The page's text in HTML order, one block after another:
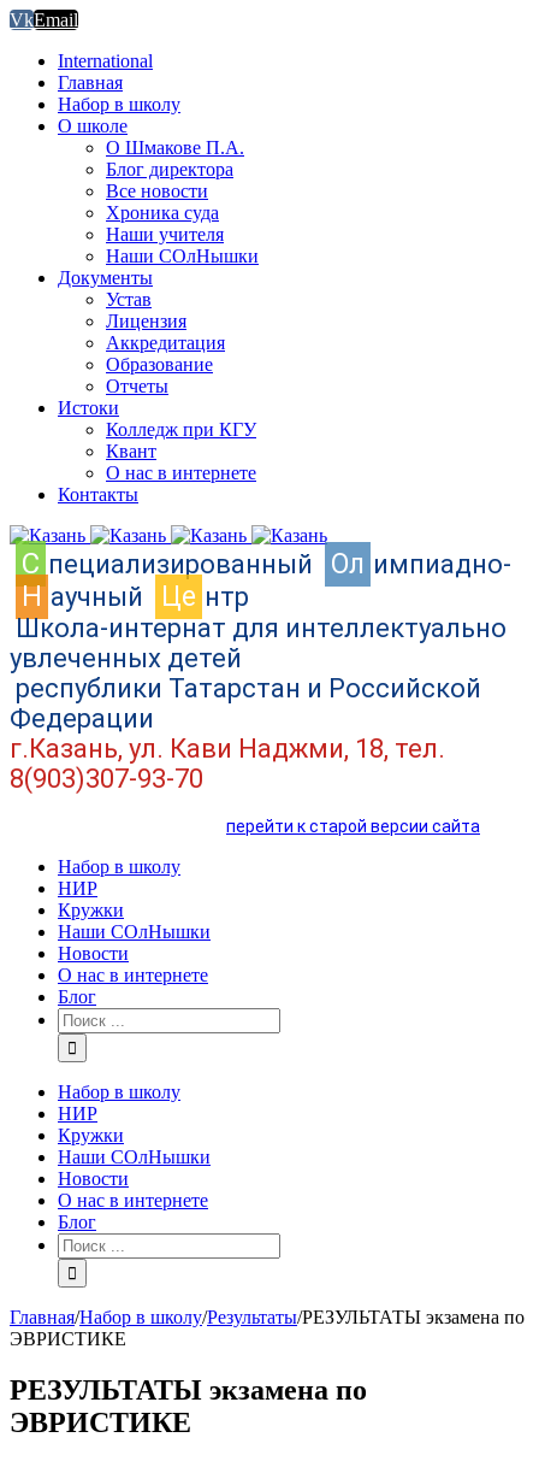
VkEmail
International
Главная
Набор в школу
О школе
О Шмакове П.А.
Блог директора
Все новости
Хроника суда
Наши учителя
Наши СОлНышки
Документы
Устав
Лицензия
Аккредитация
Образование
Отчеты
Истоки
Колледж при КГУ
Квант
О нас в интернете
Контакты
C пециализированный Ол импиадно-
Н аучный Це нтр
Школа-интернат для интеллектуально
увлеченных детей
республики Татарстан и Российской
Федерации
г.Казань, ул. Кави Наджми, 18, тел.
8(903)307-93-70
перейти к старой версии сайта
Набор в школу
НИР
Кружки
Наши СОлНышки
Новости
О нас в интернете
Блог
Набор в школу
НИР
Кружки
Наши СОлНышки
Новости
О нас в интернете
Блог
Главная/Набор в школу/Результаты/РЕЗУЛЬТАТЫ экзамена по
ЭВРИСТИКЕ
РЕЗУЛЬТАТЫ экзамена по
ЭВРИСТИКЕ